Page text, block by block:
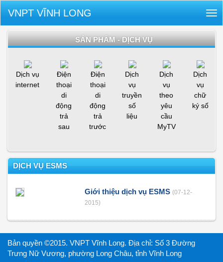
VNPT VĨNH LONG
SẢN PHẨM - DỊCH VỤ
Dịch vụ
internet
Điện
thoại
di
động
trả
sau
Điện
thoại
di
động
trả
trước
Dịch
vụ
truyền
số
liệu
Dịch
vụ
theo
yêu
cầu
MyTV
Dịch
vụ
chữ
ký số
DỊCH VỤ ESMS
Giới thiệu dịch vụ ESMS (07-12-
2015)
Bản quyền ©2015. VNPT Vĩnh Long. Địa chỉ: Số 3 Đường
Trưng Nữ Vương, phường Long Châu, tỉnh Vĩnh Long